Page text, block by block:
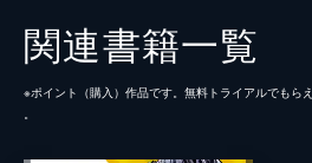
関連書籍一覧
※ポイント（購⼊）作品です。無料トライアルでもら